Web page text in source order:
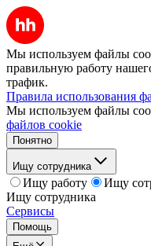
Мы используем файлы
правильную работу
трафик.
Правила использования
Мы используем файлы
файлов cookie
Понятно
Ищу сотрудника
Ищу работу
Ищу
Ищу сотрудника
Сервисы
Помощь